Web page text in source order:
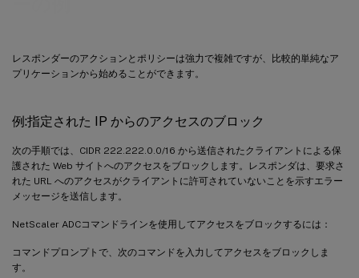
レスポンダーのアクションとポリシーは強力で複雑ですが、比較的単純なア
プリケーションから始めることができます。
例:指定された IP からのアクセスのブロック
次の手順では、CIDR 222.222.0.0/16 から送信されたクライアントによる保
護された Web サイトへのアクセスをブロックします。レスポンダは、要求さ
れた URL へのアクセスがクライアントに許可されていないことを示すエラー
メッセージを送信します。
NetScaler ADCコマンドラインを使用してアクセスをブロックするには：
コマンドプロンプトで、次のコマンドを入力してアクセスをブロックしま
す。